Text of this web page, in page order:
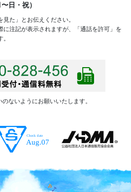
日・祝）
た」とお伝えください。
注記が表示されますが、「通話を許可」を
ないようにお願いいたします。